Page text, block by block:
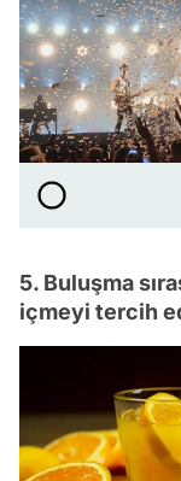
5. Buluşma
içmeyi tercih